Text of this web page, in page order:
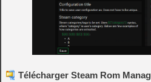
Télécharger Steam Rom